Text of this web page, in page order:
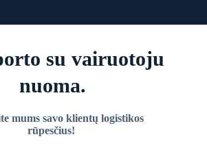
su vairuotoju
nuoma.
mums savo klientų logistikos
rūpesčius!